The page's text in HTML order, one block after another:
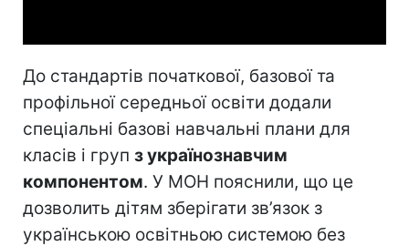
До стандартів початкової, базової та
профільної середньої освіти додали
спеціальні базові навчальні плани для
класів і груп з українознавчим
компонентом. У МОН пояснили, що це
дозволить дітям зберігати зв’язок з
українською освітньою системою без